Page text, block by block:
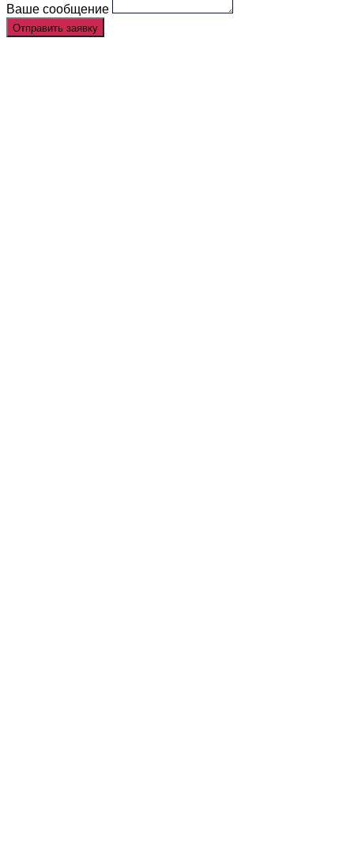
Ваше сообщение
Отправить заявку